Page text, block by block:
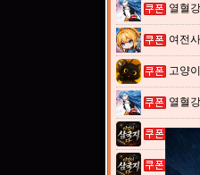
열혈
여전
고양
열혈
이것